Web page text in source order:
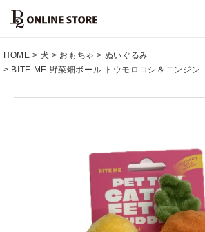
HOME 犬 おもちゃ
ぬいぐるみ
BITE ME 野菜畑ボール トウモロコシ＆ニンジン